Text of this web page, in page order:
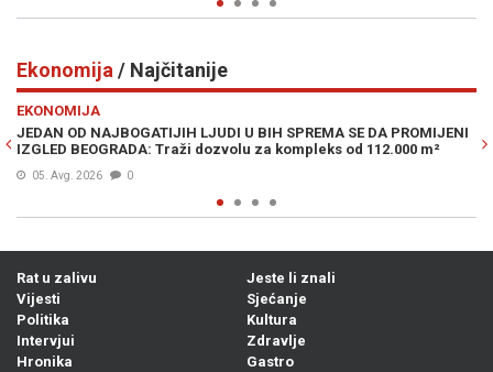
Ekonomija / Najčitanije
m²
EKONOMIJA
DRAMATIČNO UPOZORENJE POZNATOG INVESTITORA:
je krizu 2008., a sad kaže da je moguć krah poput onog iz
05. Avg. 2026
Rat u zalivu
Vijesti
Politika
Intervjui
Hronika
Jeste li znali
Sjećanje
Kultura
Zdravlje
Gastro